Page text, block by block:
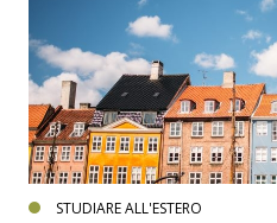
STUDIARE ALL'ESTERO